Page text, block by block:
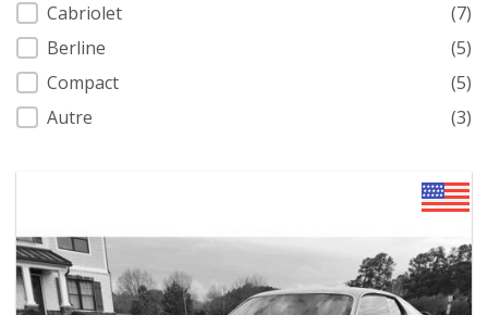
Cabriolet
(7)
Berline
(5)
Compact
(5)
Autre
(3)